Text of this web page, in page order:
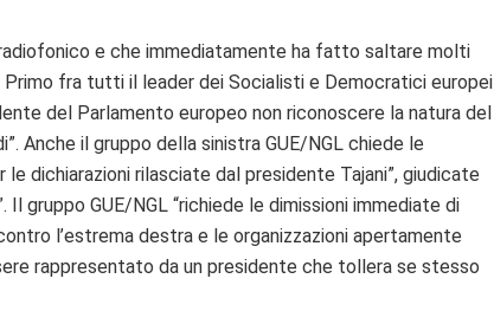
e che immediatamente ha fatto saltare molti
Primo fra tutti il leader dei Socialisti e Democratici europei
del Parlamento europeo non riconoscere la natura del
Anche il gruppo della sinistra GUE/NGL chiede le
le dichiarazioni rilasciate dal presidente Tajani”, giudicate
gruppo GUE/NGL “richiede le dimissioni immediate di
l’estrema destra e le organizzazioni apertamente
rappresentato da un presidente che tollera se stesso